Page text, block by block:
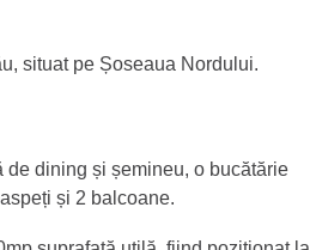
situat pe Șoseaua Nordului.
de dining și șemineu, o bucătărie
și 2 balcoane.